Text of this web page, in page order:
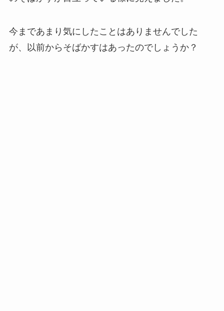
今まであまり気にしたことはありませんでした
が、以前からそばかすはあったのでしょうか？